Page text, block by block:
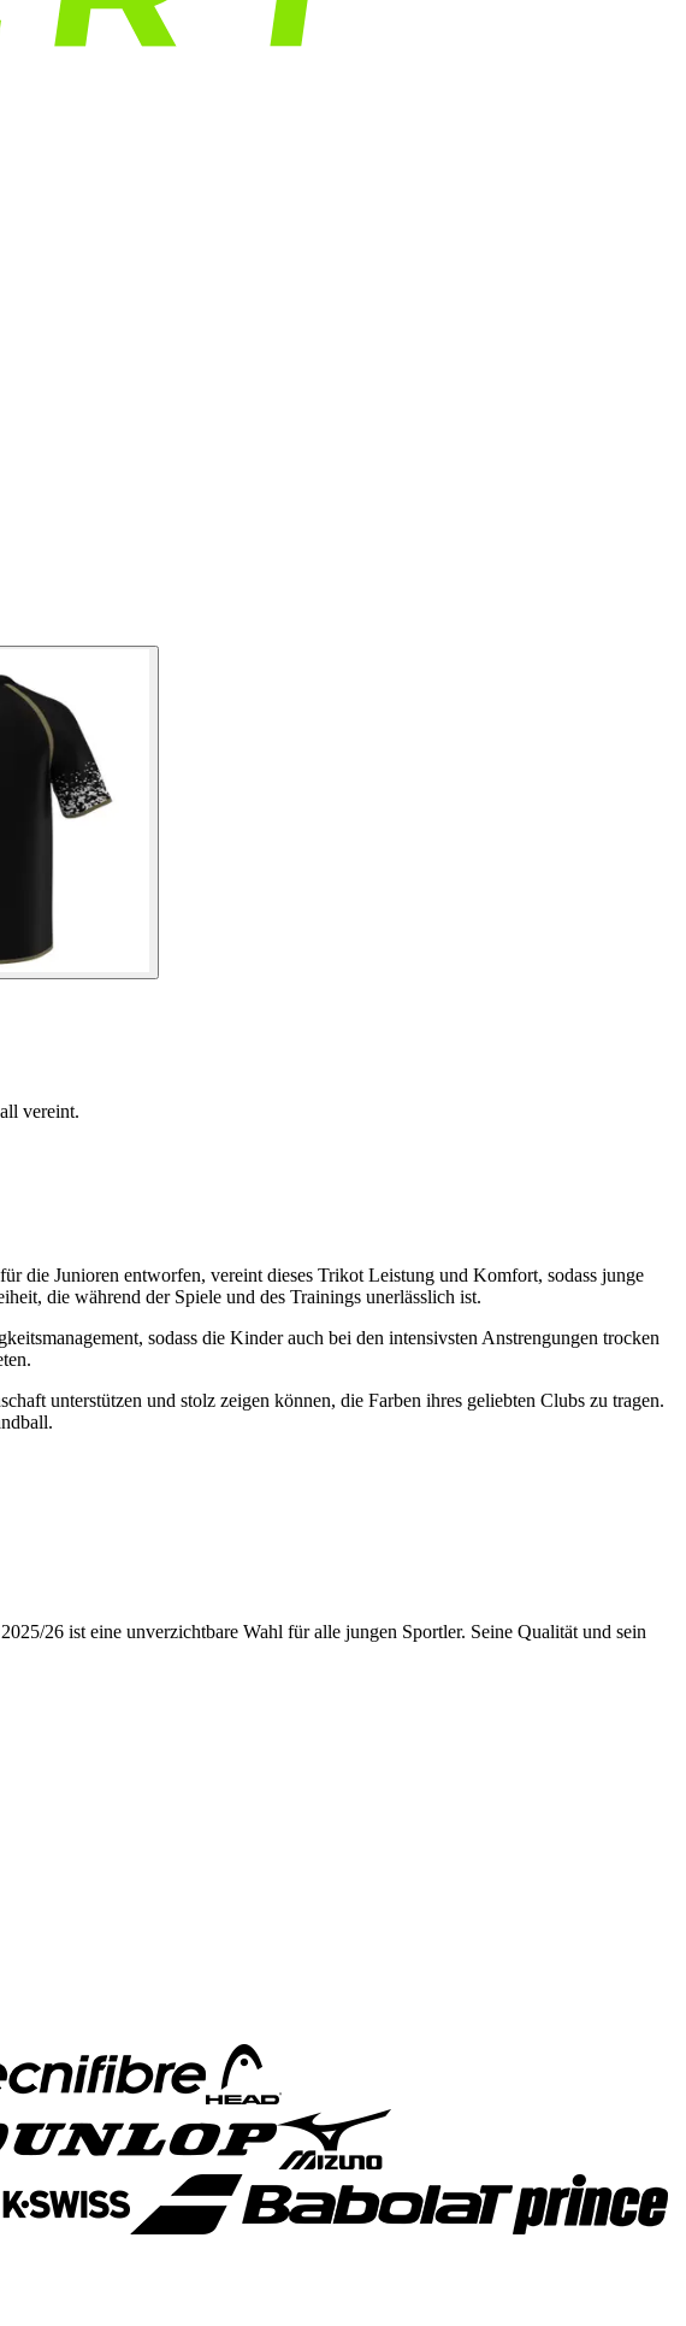
vereint.
die Junioren entworfen, vereint dieses Trikot Leistung und Komfort, sodass junge
die während der Spiele und des Trainings unerlässlich ist.
sodass die Kinder auch bei den intensivsten Anstrengungen trocken
unterstützen und stolz zeigen können, die Farben ihres geliebten Clubs zu tragen.
26 ist eine unverzichtbare Wahl für alle jungen Sportler. Seine Qualität und sein